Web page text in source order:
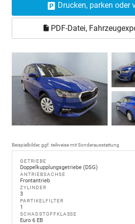
Drucken, parken oder
PDF-Datei,
Beispielbilder, ggf. teilweise mit Sonderausstattung
GETRIEBE
Doppelkupplungsgetriebe (DSG)
ANTRIEBSACHSE
Frontantrieb
ZYLINDER
3
PARTIKELFILTER
1
SCHADSTOFFKLASSE
Euro 6 EB